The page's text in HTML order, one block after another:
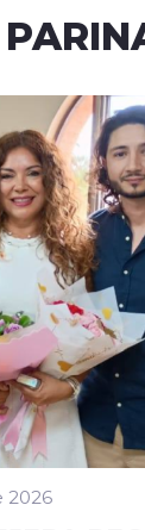
2026